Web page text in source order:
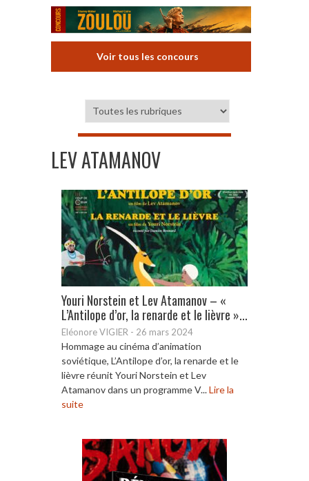
Voir tous les concours
LEV ATAMANOV
Youri Norstein et Lev Atamanov – «
L’Antilope d’or, la renarde et le lièvre »...
Eléonore VIGIER - 26 mars 2024
Hommage au cinéma d’animation
soviétique, L’Antilope d’or, la renarde et le
lièvre réunit Youri Norstein et Lev
Atamanov dans un programme V...Lire la
suite